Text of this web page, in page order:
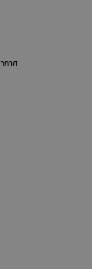
องปรับอากาศ